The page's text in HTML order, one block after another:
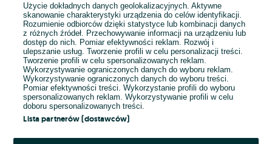
E-mail
Hasło
Użycie dokładnych danych geolokalizacyjnych. Aktywne
skanowanie charakterystyki urządzenia do celów identyfikacji.
Rozumienie odbiorców dzięki statystyce lub kombinacji danych
z różnych źródeł. Przechowywanie informacji na urządzeniu lub
dostęp do nich. Pomiar efektywności reklam. Rozwój i
ulepszanie usług. Tworzenie profili w celu personalizacji treści.
Tworzenie profili w celu spersonalizowanych reklam.
Wykorzystywanie ograniczonych danych do wyboru reklam.
Wykorzystywanie ograniczonych danych do wyboru treści.
Pomiar efektywności treści. Wykorzystanie profili do wyboru
spersonalizowanych reklam. Wykorzystywanie profili w celu
doboru spersonalizowanych treści.
Lista partnerów (dostawców)